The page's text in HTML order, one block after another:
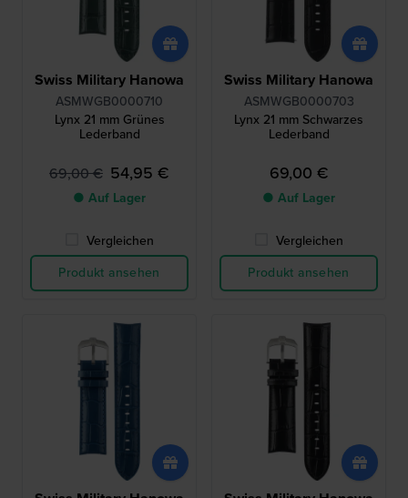
Swiss Military Hanowa
ASMWGB0000710
Lynx 21 mm Grünes
Lederband
69,00 € 54,95 €
● Auf Lager
Vergleichen
Produkt ansehen
Swiss Military Hanowa
ASMWGB0000703
Lynx 21 mm Schwarzes
Lederband
69,00 €
● Auf Lager
Vergleichen
Produkt ansehen